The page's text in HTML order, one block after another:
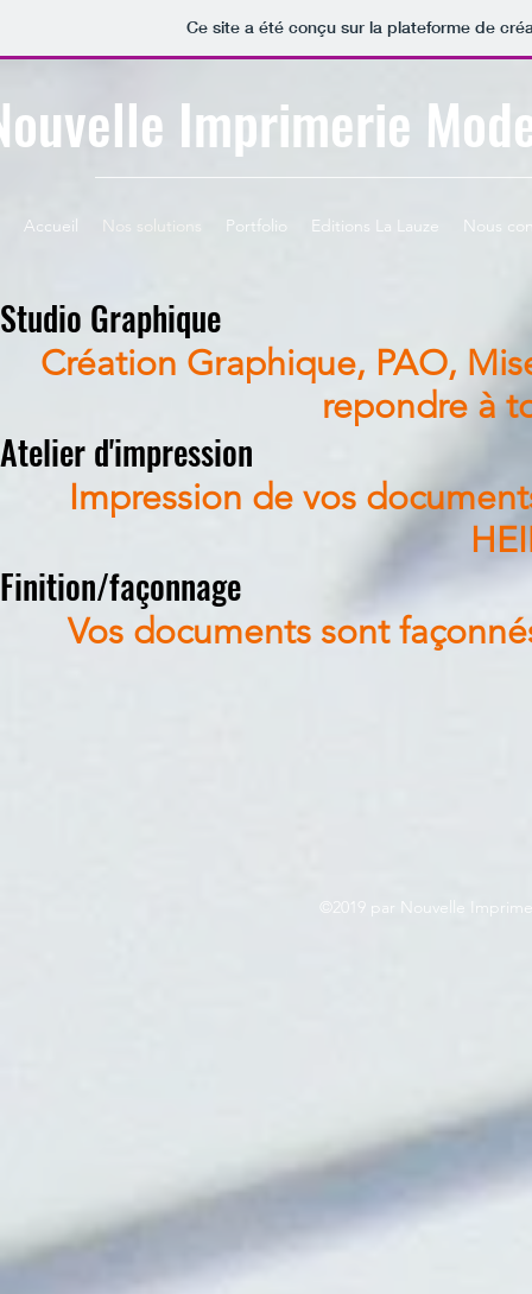
Ce site a été conçu sur la plateforme de
Imprimerie
Accueil Nos solutions Portfolio Editions La Lauze Nous
Studio Graphique
Création Graphique, PAO,
repondre à
Atelier d'impression
Impression de vos
Finition/façonnage
Vos documents sont
©2019 par Nouvelle